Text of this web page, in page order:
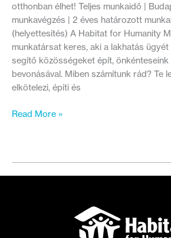
otthonban élhet! Teljes munkaidő |
munkavégzés | 2 éves határozott
(helyettesítés) A Habitat for Humanity
munkatársat keres, aki a lakhatás
segítő közösségeket épít,
bevonásával. Miben számítunk rád? Te
elkötelezi, építi és
Csatlakozz
Read More »